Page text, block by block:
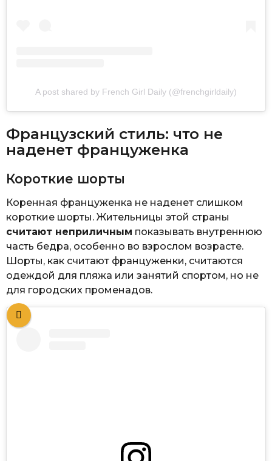
A post shared by French Girl Daily (@frenchgirldaily)
Французский стиль: что не
наденет француженка
Короткие шорты
Коренная француженка не наденет слишком
короткие шорты. Жительницы этой страны
считают неприличным показывать внутреннюю
часть бедра, особенно во взрослом возрасте.
Шорты, как считают француженки, считаются
одеждой для пляжа или занятий спортом, но не
для городских променадов.